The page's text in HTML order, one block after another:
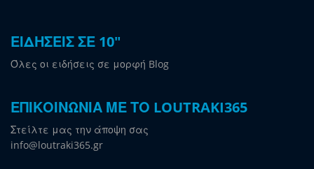
ΕΙΔΗΣΕΙΣ ΣΕ 10"
Όλες οι ειδήσεις σε μορφή Blog
ΕΠΙΚΟΙΝΩΝΙΑ ΜΕ ΤΟ LOUTRAKI365
Στείλτε μας την άποψη σας
info@loutraki365.gr